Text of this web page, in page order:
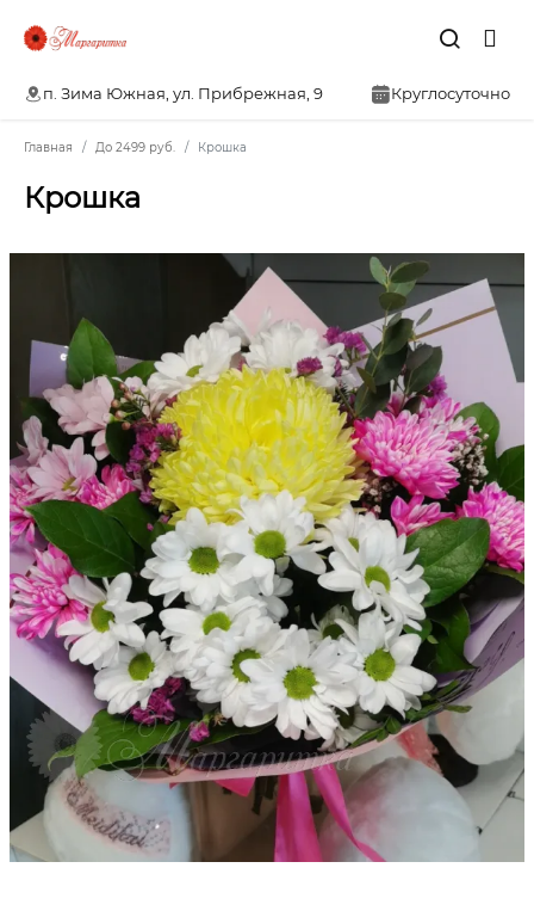
п. Зима Южная, ул. Прибрежная, 9 Круглосуточно
Главная До 2499 руб. Крошка
Крошка